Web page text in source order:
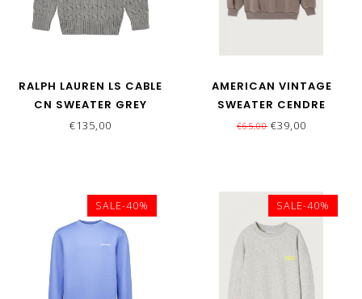
RALPH LAUREN LS CABLE
CN SWEATER GREY
€135,00
AMERICAN VINTAGE
SWEATER CENDRE
VINTAGE
€65,00 €39,00
SALE-40% SALE-40%